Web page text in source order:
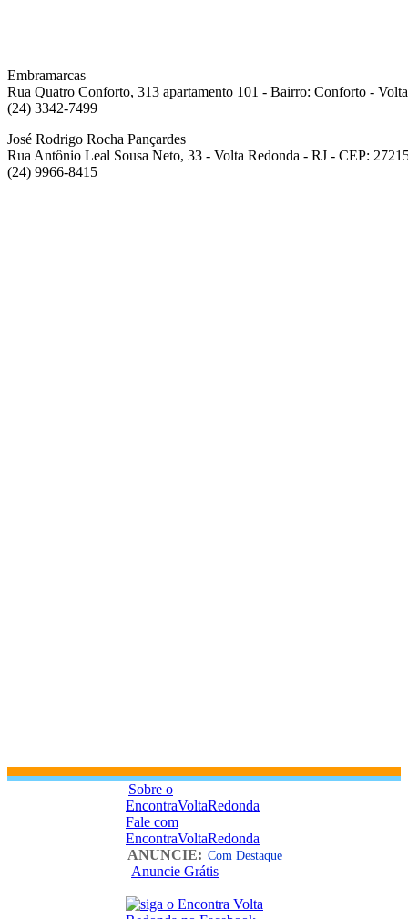
Embramarcas
Rua Quatro Conforto, 313 apartamento 101 - Bairro: Conforto -
(24) 3342-7499
José Rodrigo Rocha Pançardes
Rua Antônio Leal Sousa Neto, 33 - Volta Redonda - RJ - CEP:
(24) 9966-8415
Sobre o
EncontraVoltaRedonda
Fale com
EncontraVoltaRedonda
ANUNCIE: Com Destaque
| Anuncie Grátis